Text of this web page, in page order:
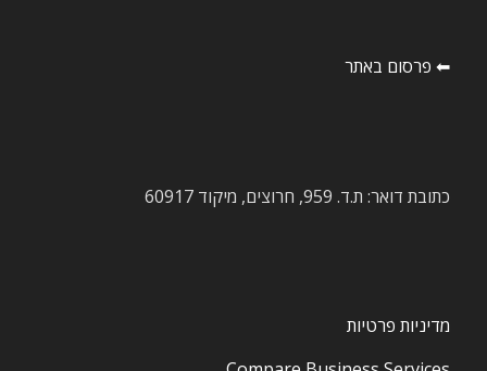
⬅ פרסום באתר
כתובת דואר: ת.ד. 959, חרוצים, מיקוד 60917
מדיניות פרטיות